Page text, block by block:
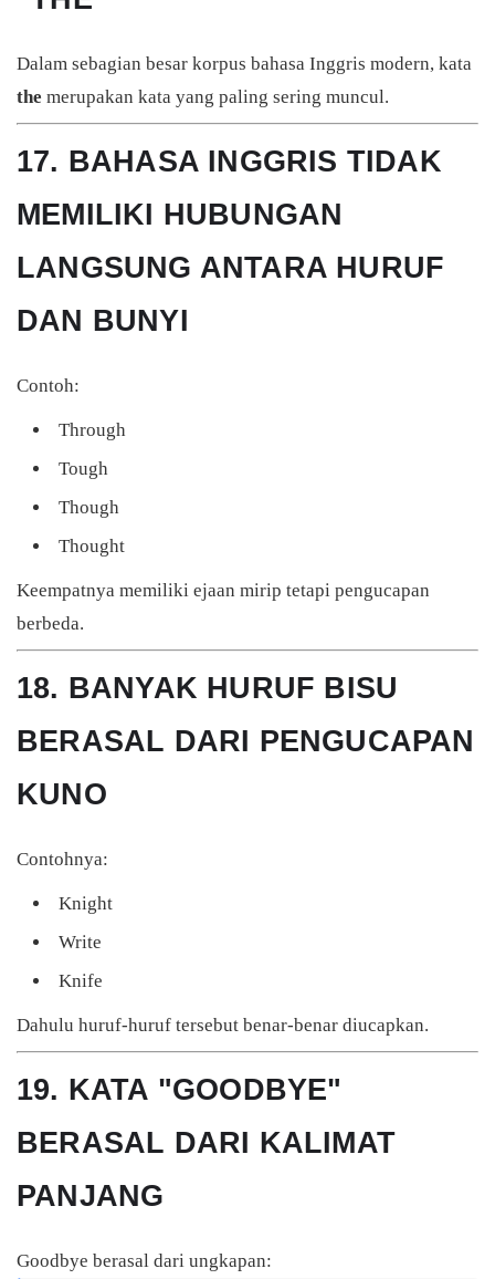
Dalam sebagian besar korpus bahasa Inggris modern, kata
the merupakan kata yang paling sering muncul.
17. BAHASA INGGRIS TIDAK
MEMILIKI HUBUNGAN
LANGSUNG ANTARA HURUF
DAN BUNYI
Contoh:
Through
Tough
Though
Thought
Keempatnya memiliki ejaan mirip tetapi pengucapan
berbeda.
18. BANYAK HURUF BISU
BERASAL DARI PENGUCAPAN
KUNO
Contohnya:
Knight
Write
Knife
Dahulu huruf-huruf tersebut benar-benar diucapkan.
19. KATA "GOODBYE"
BERASAL DARI KALIMAT
PANJANG
Goodbye berasal dari ungkapan: